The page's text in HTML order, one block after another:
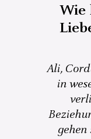
Wie
Ali,
in